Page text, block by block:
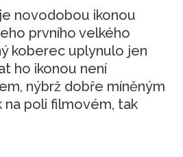
novodobou ikonou
prvního velkého
koberec uplynulo jen
ho ikonou není
nýbrž dobře míněným
na poli filmovém, tak